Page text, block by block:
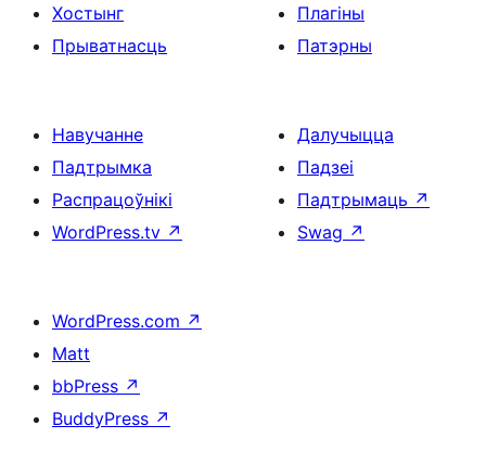
Хостынг
Прыватнасць
Плагіны
Патэрны
Навучанне
Падтрымка
Распрацоўнікі
WordPress.tv ↗
Далучыцца
Падзеі
Падтрымаць ↗
Swag ↗
WordPress.com ↗
Matt
bbPress ↗
BuddyPress ↗